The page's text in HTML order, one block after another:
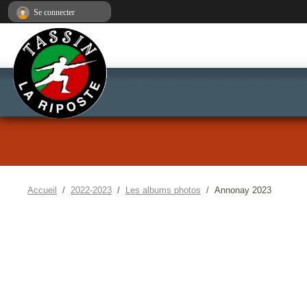
Accueil 2022-2023 Les albums photos Annonay 2023
Se connecter
Panneau de gestion des cookies